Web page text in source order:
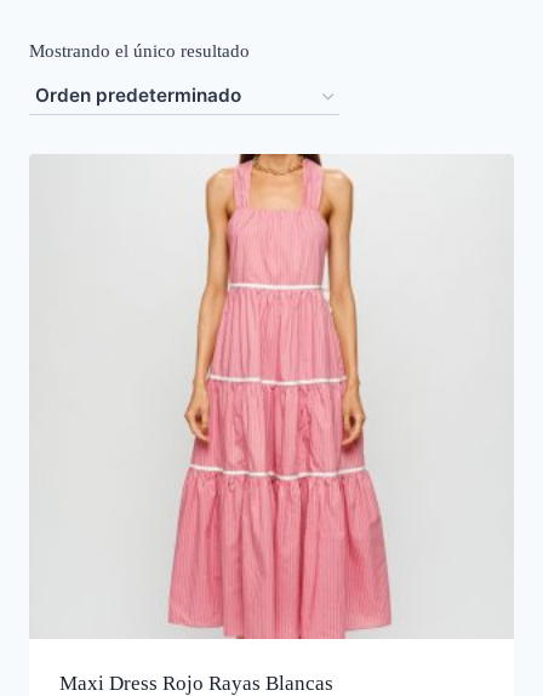
Mostrando el único resultado
Maxi Dress Rojo Rayas Blancas